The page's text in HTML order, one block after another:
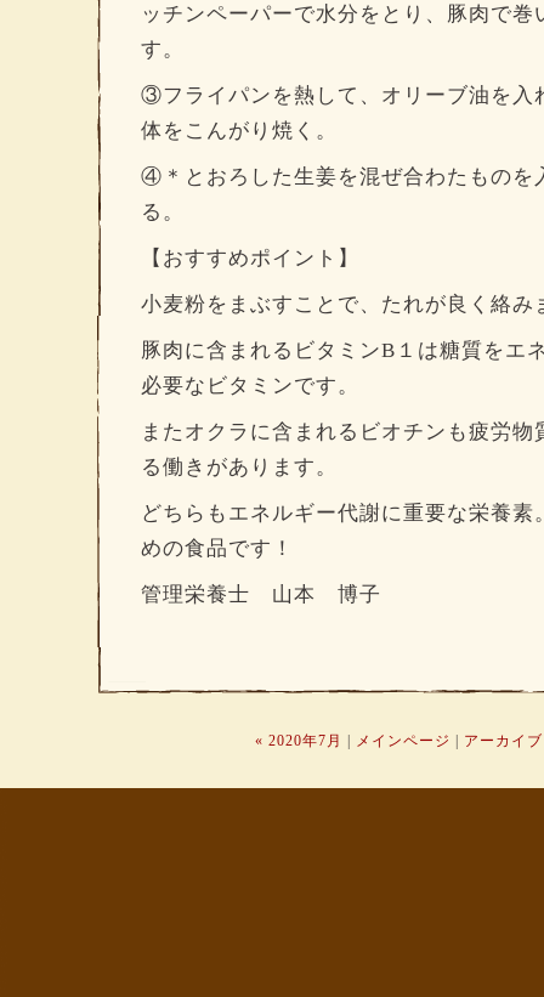
ッチンペーパーで水分をとり、豚肉で
す。
③フライパンを熱して、オリーブ油を
体をこんがり焼く。
④＊とおろした生姜を混ぜ合わたものを
る。
【おすすめポイント】
小麦粉をまぶすことで、たれが良く絡
豚肉に含まれるビタミンB１は糖質をエ
必要なビタミンです。
またオクラに含まれるビオチンも疲労
る働きがあります。
どちらもエネルギー代謝に重要な栄養
めの食品です！
管理栄養士 山本 博子
« 2020年7月 メインページ アーカイブ